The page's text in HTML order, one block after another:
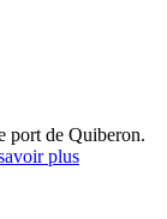
port de Quiberon.
plus